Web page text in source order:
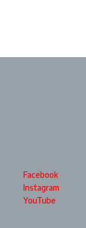
Facebook
Instagram
YouTube